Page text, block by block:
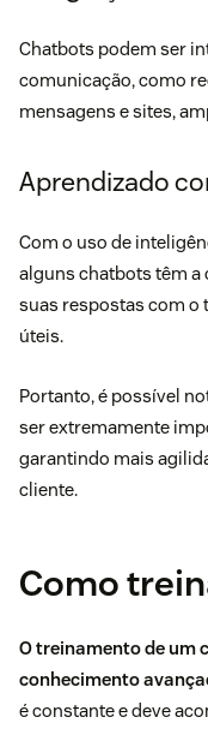
Chatbots podem ser
comunicação, como
mensagens e sites,
Aprendizado
Com o uso de
alguns chatbots têm a
suas respostas com o
úteis.
Portanto, é possível
ser extremamente
garantindo mais
cliente.
Como
O treinamento de um
conhecimento
é constante e deve